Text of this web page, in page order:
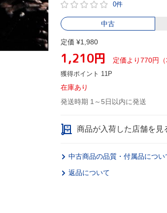
0件
中古
定価 ¥1,980
1,210円 定価より770円
獲得ポイント 11P
在庫あり
発送時期 1～5日以内に発送
商品が入荷した店舗を見
中古商品の品質・付属品につい
返品について